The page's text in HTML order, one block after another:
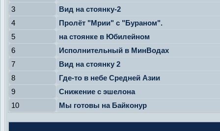
3
Вид на стоянку-2
4
Пролёт "Мрии" с "Бураном".
5
на стоянке в Юбилейном
6
Исполнительный в МинВодах
7
Вид на стоянку 2
8
Где-то в небе Средней Азии
9
Снижение с эшелона
10
Мы готовы на Байконур